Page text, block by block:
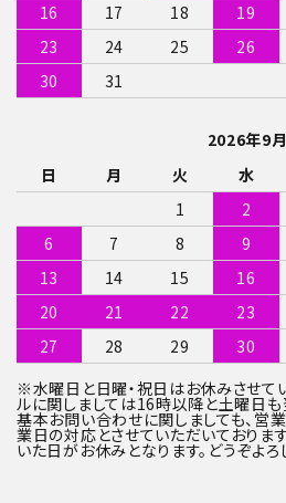
16
17 18 19
23
24 25 26
30
31
2026年9月
日
月 火 水
1
2
6
7 8 9
13
14 15 16
20
21 22 23
27
28 29
30
※水曜日と日曜・祝日はお休みさせて
ルに関しましては16時以降と土曜日も
基本お問い合わせに関しましても、営
業日の対応とさせていただいておりま
いた日がお休みとなります。どうぞよろ